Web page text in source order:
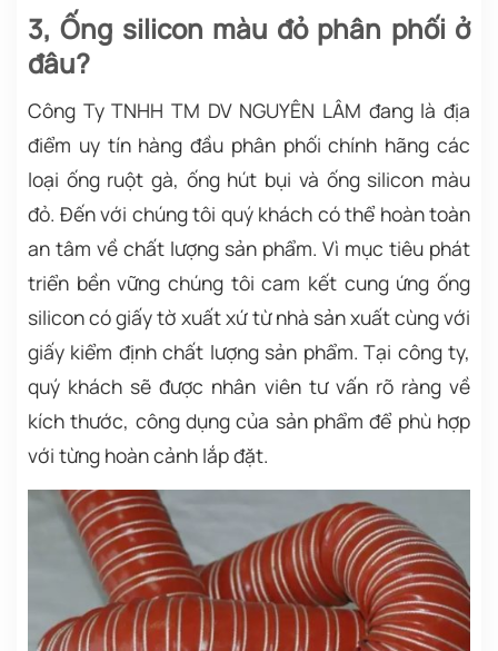
3, Ống silicon màu đỏ phân phối ở
đâu?
Công Ty TNHH TM DV NGUYÊN LÂM đang là địa
điểm uy tín hàng đầu phân phối chính hãng các
loại ống ruột gà, ống hút bụi và ống silicon màu
đỏ. Đến với chúng tôi quý khách có thể hoàn toàn
an tâm về chất lượng sản phẩm. Vì mục tiêu phát
triển bền vững chúng tôi cam kết cung ứng ống
silicon có giấy tờ xuất xứ từ nhà sản xuất cùng với
giấy kiểm định chất lượng sản phẩm. Tại công ty,
quý khách sẽ được nhân viên tư vấn rõ ràng về
kích thước, công dụng của sản phẩm để phù hợp
với từng hoàn cảnh lắp đặt.